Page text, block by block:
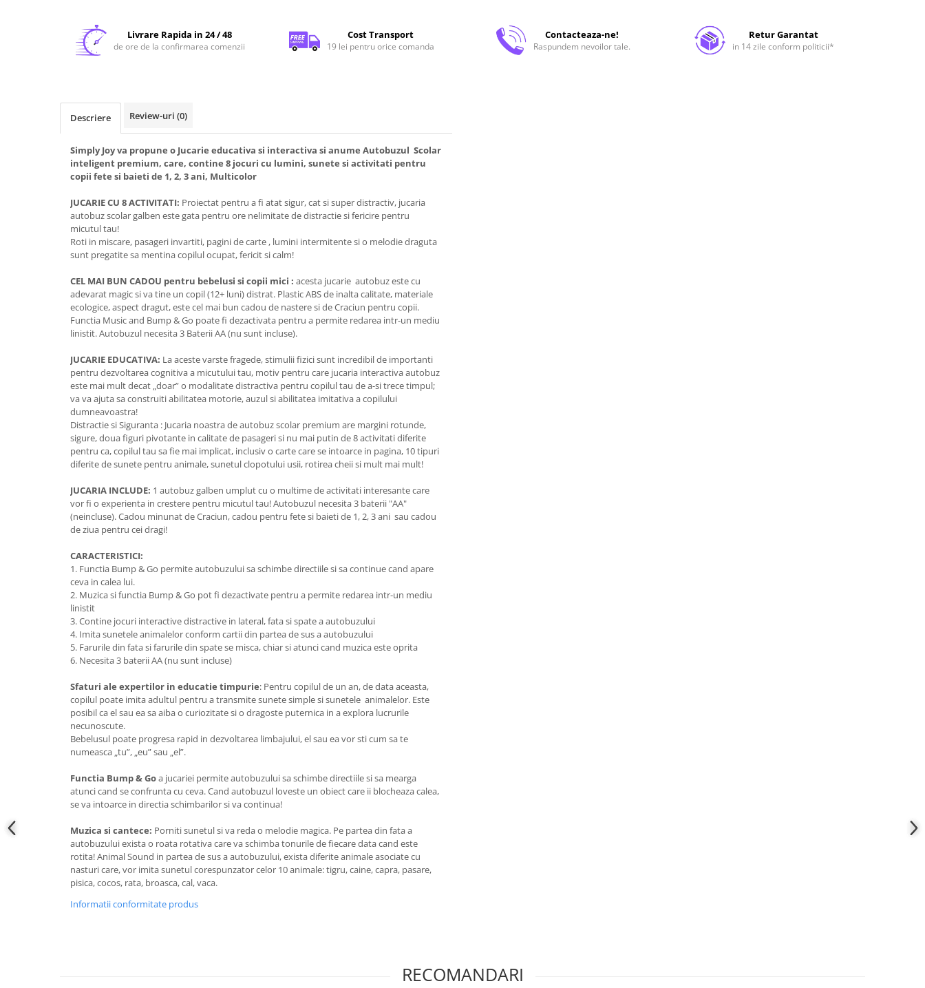
Livrare Rapida in 24 / 48
de ore de la confirmarea comenzii
Cost Transport
19 lei pentru orice comanda
Contacteaza-ne!
Raspundem nevoilor tale.
Retur Garantat
in 14 zile conform politicii*
Descriere Review-uri (0)
Simply Joy va propune o Jucarie educativa si interactiva si anume Autobuzul Scolar
inteligent premium, care, contine 8 jocuri cu lumini, sunete si activitati pentru
copii fete si baieti de 1, 2, 3 ani, Multicolor
JUCARIE CU 8 ACTIVITATI: Proiectat pentru a fi atat sigur, cat si super distractiv, jucaria
autobuz scolar galben este gata pentru ore nelimitate de distractie si fericire pentru
micutul tau!
Roti in miscare, pasageri invartiti, pagini de carte , lumini intermitente si o melodie draguta
sunt pregatite sa mentina copilul ocupat, fericit si calm!
CEL MAI BUN CADOU pentru bebelusi si copii mici : acesta jucarie autobuz este cu
adevarat magic si va tine un copil (12+ luni) distrat. Plastic ABS de inalta calitate, materiale
ecologice, aspect dragut, este cel mai bun cadou de nastere si de Craciun pentru copii.
Functia Music and Bump & Go poate fi dezactivata pentru a permite redarea intr-un mediu
linistit. Autobuzul necesita 3 Baterii AA (nu sunt incluse).
JUCARIE EDUCATIVA: La aceste varste fragede, stimulii fizici sunt incredibil de importanti
pentru dezvoltarea cognitiva a micutului tau, motiv pentru care jucaria interactiva autobuz
este mai mult decat „doar” o modalitate distractiva pentru copilul tau de a-si trece timpul;
va va ajuta sa construiti abilitatea motorie, auzul si abilitatea imitativa a copilului
dumneavoastra!
Distractie si Siguranta : Jucaria noastra de autobuz scolar premium are margini rotunde,
sigure, doua figuri pivotante in calitate de pasageri si nu mai putin de 8 activitati diferite
pentru ca, copilul tau sa fie mai implicat, inclusiv o carte care se intoarce in pagina, 10 tipuri
diferite de sunete pentru animale, sunetul clopotului usii, rotirea cheii si mult mai mult!
JUCARIA INCLUDE: 1 autobuz galben umplut cu o multime de activitati interesante care
vor fi o experienta in crestere pentru micutul tau! Autobuzul necesita 3 baterii "AA"
(neincluse). Cadou minunat de Craciun, cadou pentru fete si baieti de 1, 2, 3 ani sau cadou
de ziua pentru cei dragi!
CARACTERISTICI:
1. Functia Bump & Go permite autobuzului sa schimbe directiile si sa continue cand apare
ceva in calea lui.
2. Muzica si functia Bump & Go pot fi dezactivate pentru a permite redarea intr-un mediu
linistit
3. Contine jocuri interactive distractive in lateral, fata si spate a autobuzului
4. Imita sunetele animalelor conform cartii din partea de sus a autobuzului
5. Farurile din fata si farurile din spate se misca, chiar si atunci cand muzica este oprita
6. Necesita 3 baterii AA (nu sunt incluse)
Sfaturi ale expertilor in educatie timpurie: Pentru copilul de un an, de data aceasta,
copilul poate imita adultul pentru a transmite sunete simple si sunetele animalelor. Este
posibil ca el sau ea sa aiba o curiozitate si o dragoste puternica in a explora lucrurile
necunoscute.
Bebelusul poate progresa rapid in dezvoltarea limbajului, el sau ea vor sti cum sa te
numeasca „tu”, „eu” sau „el”.
Functia Bump & Goa jucariei permite autobuzului sa schimbe directiile si sa mearga
atunci cand se confrunta cu ceva. Cand autobuzul loveste un obiect care ii blocheaza calea,
se va intoarce in directia schimbarilor si va continua!
Muzica si cantece: Porniti sunetul si va reda o melodie magica. Pe partea din fata a
autobuzului exista o roata rotativa care va schimba tonurile de fiecare data cand este
rotita! Animal Sound in partea de sus a autobuzului, exista diferite animale asociate cu
nasturi care, vor imita sunetul corespunzator celor 10 animale: tigru, caine, capra, pasare,
pisica, cocos, rata, broasca, cal, vaca.
Informatii conformitate produs
RECOMANDARI